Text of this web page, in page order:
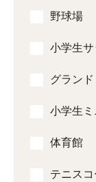
野球場
小学生
グランド
小学生ミ
体育館
テニスコ